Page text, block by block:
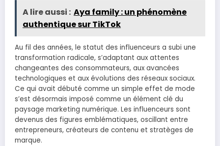
A lire aussi : Aya family : un phénomène
authentique sur TikTok
Au fil des années, le statut des influenceurs a subi une
transformation radicale, s’adaptant aux attentes
changeantes des consommateurs, aux avancées
technologiques et aux évolutions des réseaux sociaux.
Ce qui avait débuté comme un simple effet de mode
s’est désormais imposé comme un élément clé du
paysage marketing numérique. Les influenceurs sont
devenus des figures emblématiques, oscillant entre
entrepreneurs, créateurs de contenu et stratèges de
marque.